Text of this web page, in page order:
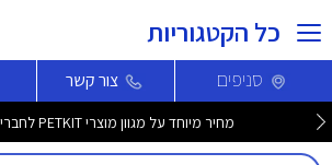
כל הקטגוריות
סניפים צור קשר
מחיר מיוחד על מגוון מוצרי PETKIT לחברי מועדון >>